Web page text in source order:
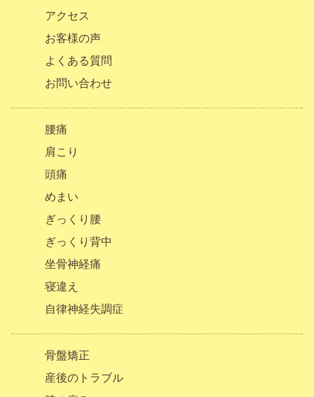
アクセス
お客様の声
よくある質問
お問い合わせ
腰痛
肩こり
頭痛
めまい
ぎっくり腰
ぎっくり背中
坐骨神経痛
寝違え
自律神経失調症
骨盤矯正
産後のトラブル